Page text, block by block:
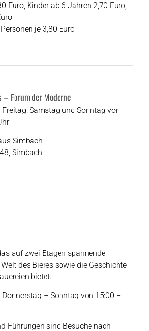
Euro, Kinder ab 6 Jahren 2,70 Euro,
je 3,80 Euro
– Forum der Moderne
Samstag und Sonntag von
Simbach
Simbach
auf zwei Etagen spannende
des Bieres sowie die Geschichte
bietet.
– Sonntag von 15:00 –
Führungen sind Besuche nach